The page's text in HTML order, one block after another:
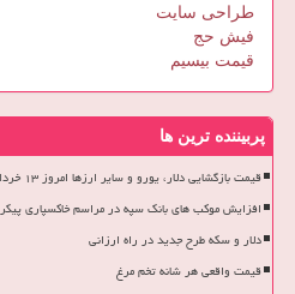
طراحی سایت
فیش حج
قیمت بیسیم
پربیننده ترین ها
قیمت بازگشایی دلار، یورو و سایر ارزها امروز ۱۳ خرداد ۱۴۰۵ بهمراه جدول
افزایش موکب های بانک سپه در مراسم خاکسپاری پیکر
دلار و سکه طرح جدید در راه ارزانی
قیمت واقعی هر شانه تخم مرغ